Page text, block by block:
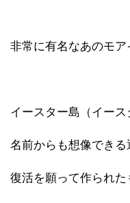
非常に有名なあのモア
イースター島（イー
名前からも想像でき
復活を願って作られた